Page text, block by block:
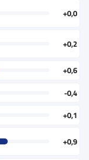
+0,0
+0,2
+0,6
-0,4
+0,1
+0,9